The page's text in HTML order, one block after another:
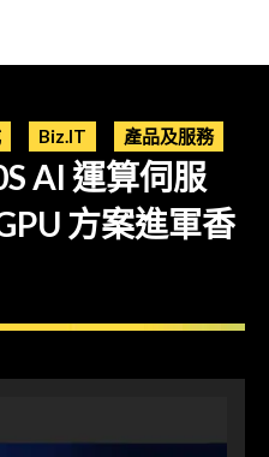
Biz.IT 產品及服務
AI 運算伺服
方案進軍香